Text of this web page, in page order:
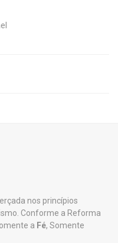
nos princípios
Conforme a Reforma
a Fé, Somente